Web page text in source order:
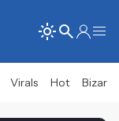
Virals Hot Bizar